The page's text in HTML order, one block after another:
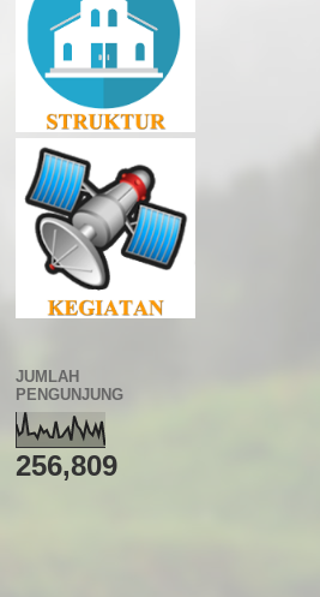
JUMLAH
PENGUNJUNG
256,809